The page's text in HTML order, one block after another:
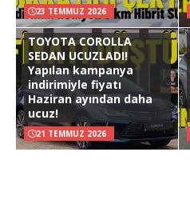
23 TEMMUZ 2026
TOYOTA COROLLA
SEDAN UCUZLADI!
Yapılan kampanya
indirimiyle fiyatı
Haziran ayından daha
ucuz!
21 TEMMUZ 2026